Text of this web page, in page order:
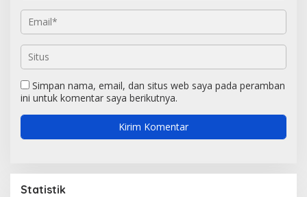
Simpan nama, email, dan situs web saya pada peramban
ini untuk komentar saya berikutnya.
Statistik